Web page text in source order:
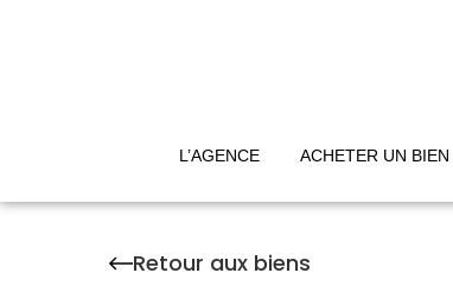
L’AGENCE ACHETER UN BIEN
Retour aux biens